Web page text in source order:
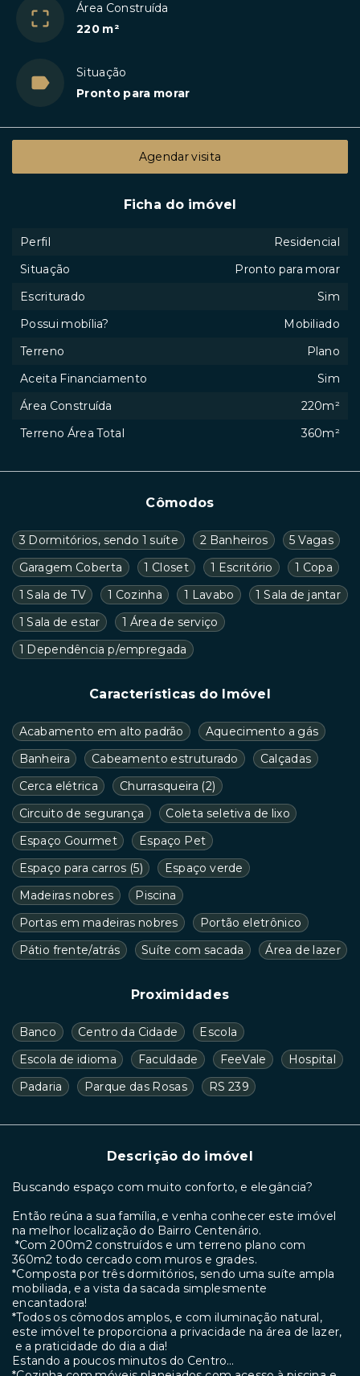
Área Construída
220 m²
Situação
Pronto para morar
Cômodos
3 Dormitórios, sendo 1 suíte 2 Banheiros
5 Vagas
Garagem Coberta
1 Closet 1 Escritório
1 Copa
1 Sala de TV
1 Cozinha 1 Lavabo
1 Sala de jantar
1 Sala de estar
1 Área de serviço
1 Dependência p/empregada
Características do Imóvel
Acabamento em alto padrão
Aquecimento a gás
Banheira
Cabeamento estruturado
Calçadas
Cerca elétrica
Churrasqueira (2)
Circuito de segurança
Coleta seletiva de lixo
Espaço Gourmet
Espaço Pet
Espaço para carros (5)
Espaço verde
Madeiras nobres
Piscina
Portas em madeiras nobres
Portão eletrônico
Pátio frente/atrás
Suíte com sacada Área de lazer
Proximidades
Banco Centro da Cidade
Escola
Escola de idioma
Faculdade FeeVale
Hospital
Padaria
Parque das Rosas RS 239
Descrição do imóvel
Buscando espaço com muito conforto, e elegância?
Então reúna a sua família, e venha conhecer este imóvel
na melhor localização do Bairro Centenário.
*Com 200m2 construídos e um terreno plano com
360m2 todo cercado com muros e grades.
*Composta por três dormitórios, sendo uma suíte ampla
mobiliada, e a vista da sacada simplesmente
encantadora!
*Todos os cômodos amplos, e com iluminação natural,
este imóvel te proporciona a privacidade na área de lazer,
e a praticidade do dia a dia!
Estando a poucos minutos do Centro…
Agendar visita
Ficha do imóvel
Perfil
Residencial
Situação
Pronto para morar
Escriturado
Sim
Possui mobília?
Mobiliado
Terreno
Plano
Aceita Financiamento
Sim
Área Construída
220m²
Terreno Área Total
360m²